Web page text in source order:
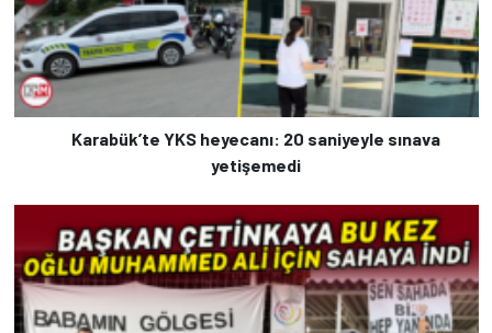
Karabük’te YKS heyecanı: 20 saniyeyle sınava
yetişemedi